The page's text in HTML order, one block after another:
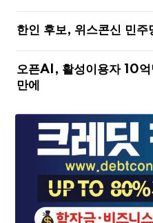
한인 후보, 위스콘신 민주
오픈AI, 활성이용자 10
만에